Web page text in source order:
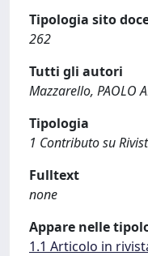
Tipologia sito
262
Tutti gli autori
Mazzarello, PAOLO
Tipologia
1 Contributo su
Fulltext
none
Appare nelle
1.1 Articolo in